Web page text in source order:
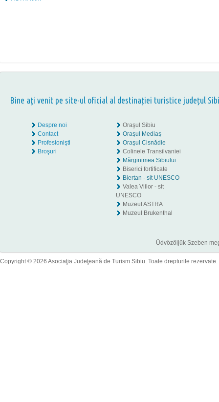
Bine aţi venit pe site-ul oficial al destinației turistice județul
Despre noi
Contact
Profesionişti
Broşuri
Oraşul Sibiu
Oraşul Mediaş
Oraşul Cisnădie
Colinele Transilvaniei
Mărginimea Sibiului
Biserici fortificate
Biertan - sit UNESCO
Valea Viilor - sit
UNESCO
Muzeul ASTRA
Muzeul Brukenthal
Üdvözöljük Szeben
Copyright © 2026 Asociaţia Judeţeană de Turism Sibiu. Toate drepturile rezervate.